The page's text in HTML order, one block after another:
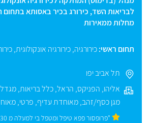
לבריאות השד, כירורג בכיר באסותא בתחום
מחלות ממאירות
תחום ראשי:כירורגיה,כירורגיה אונקולוגית,
תל אביב יפו
אליהו, הפניקס, הראל,כלל בריאות,מגדל
מגן כסף/זהב,מאוחדת עדיף, פרטי,